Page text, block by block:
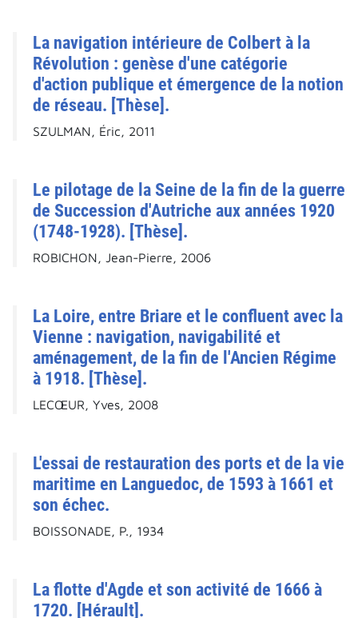
La navigation intérieure de Colbert à la
Révolution : genèse d'une catégorie
d'action publique et émergence de la notion
de réseau. [Thèse].
SZULMAN, Éric, 2011
Le pilotage de la Seine de la fin de la guerre
de Succession d'Autriche aux années 1920
(1748-1928). [Thèse].
ROBICHON, Jean-Pierre, 2006
La Loire, entre Briare et le confluent avec la
Vienne : navigation, navigabilité et
aménagement, de la fin de l'Ancien Régime
à 1918. [Thèse].
LECŒUR, Yves, 2008
L'essai de restauration des ports et de la vie
maritime en Languedoc, de 1593 à 1661 et
son échec.
BOISSONADE, P., 1934
La flotte d'Agde et son activité de 1666 à
1720. [Hérault].